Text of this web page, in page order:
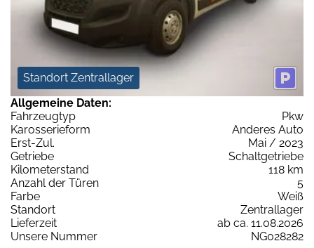
Standort Zentrallager
Allgemeine Daten:
Fahrzeugtyp
Pkw
Karosserieform
Anderes Auto
Erst-Zul.
Mai / 2023
Getriebe
Schaltgetriebe
Kilometerstand
118 km
Anzahl der Türen
5
Farbe
Weiß
Standort
Zentrallager
Lieferzeit
ab ca. 11.08.2026
Unsere Nummer
NG028282